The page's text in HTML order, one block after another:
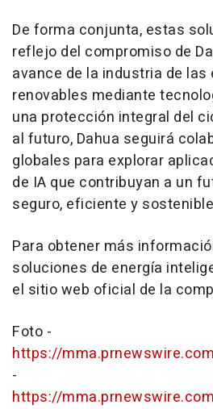
De forma conjunta, estas
reflejo del compromiso de
avance de la industria de las
renovables mediante
una protección integral del
al futuro, Dahua seguirá
globales para explorar
de IA que contribuyan a un
seguro, eficiente y
Para obtener más
soluciones de energía
el sitio web oficial de la
Foto -
https://
-
https://